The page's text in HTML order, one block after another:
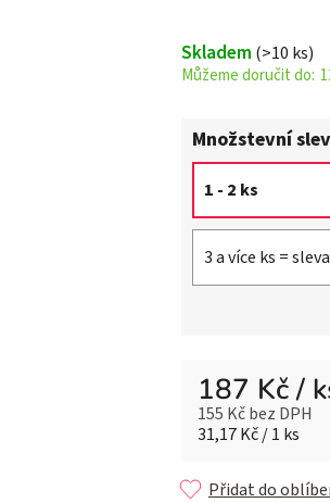
z 5
hvězdiček.
Skladem (>10 ks)
Množstevní
1 - 2 ks
3 a více ks =
187 Kč/
155 Kč bez DPH
Měrná cena:
31,17 Kč / 1 ks
Přidat do